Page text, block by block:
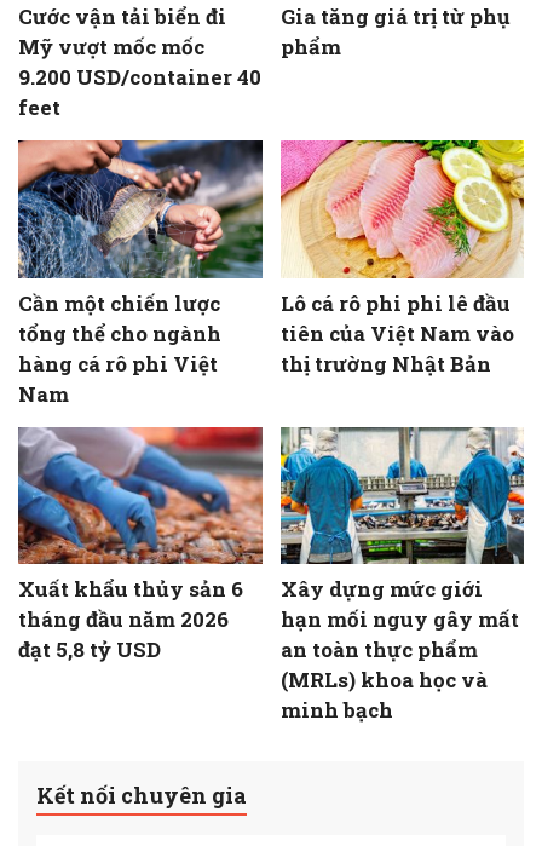
Cước vận tải biển đi
Mỹ vượt mốc mốc
9.200 USD/container 40
feet
Gia tăng giá trị từ phụ
phẩm
Cần một chiến lược
tổng thể cho ngành
hàng cá rô phi Việt
Nam
Lô cá rô phi phi lê đầu
tiên của Việt Nam vào
thị trường Nhật Bản
Xuất khẩu thủy sản 6
tháng đầu năm 2026
đạt 5,8 tỷ USD
Xây dựng mức giới
hạn mối nguy gây mất
an toàn thực phẩm
(MRLs) khoa học và
minh bạch
Kết nối chuyên gia